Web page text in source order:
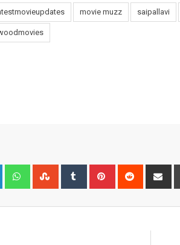
movie muzz saipallavi
LinkedIn WhatsappStumbleUpon
Tumblr Pinterest Reddit